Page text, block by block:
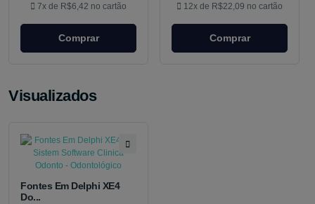
7x de R$6,42 no cartão
Comprar
12x de R$22,09 no cartão
Comprar
Visualizados
Fontes Em Delphi XE4
Do...